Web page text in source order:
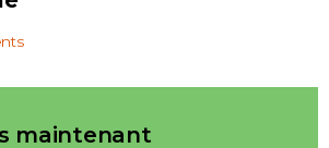
maintenant